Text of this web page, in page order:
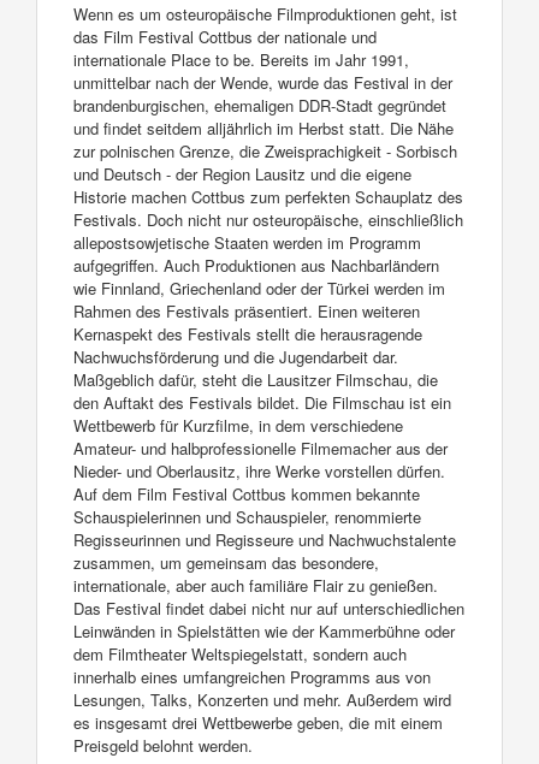
Wenn es um osteuropäische Filmproduktionen geht, ist
das Film Festival Cottbus der nationale und
internationale Place to be. Bereits im Jahr 1991,
unmittelbar nach der Wende, wurde das Festival in der
brandenburgischen, ehemaligen DDR-Stadt gegründet
und findet seitdem alljährlich im Herbst statt. Die Nähe
zur polnischen Grenze, die Zweisprachigkeit - Sorbisch
und Deutsch - der Region Lausitz und die eigene
Historie machen Cottbus zum perfekten Schauplatz des
Festivals. Doch nicht nur osteuropäische, einschließlich
allepostsowjetische Staaten werden im Programm
aufgegriffen. Auch Produktionen aus Nachbarländern
wie Finnland, Griechenland oder der Türkei werden im
Rahmen des Festivals präsentiert. Einen weiteren
Kernaspekt des Festivals stellt die herausragende
Nachwuchsförderung und die Jugendarbeit dar.
Maßgeblich dafür, steht die Lausitzer Filmschau, die
den Auftakt des Festivals bildet. Die Filmschau ist ein
Wettbewerb für Kurzfilme, in dem verschiedene
Amateur- und halbprofessionelle Filmemacher aus der
Nieder- und Oberlausitz, ihre Werke vorstellen dürfen.
Auf dem Film Festival Cottbus kommen bekannte
Schauspielerinnen und Schauspieler, renommierte
Regisseurinnen und Regisseure und Nachwuchstalente
zusammen, um gemeinsam das besondere,
internationale, aber auch familiäre Flair zu genießen.
Das Festival findet dabei nicht nur auf unterschiedlichen
Leinwänden in Spielstätten wie der Kammerbühne oder
dem Filmtheater Weltspiegelstatt, sondern auch
innerhalb eines umfangreichen Programms aus von
Lesungen, Talks, Konzerten und mehr. Außerdem wird
es insgesamt drei Wettbewerbe geben, die mit einem
Preisgeld belohnt werden.